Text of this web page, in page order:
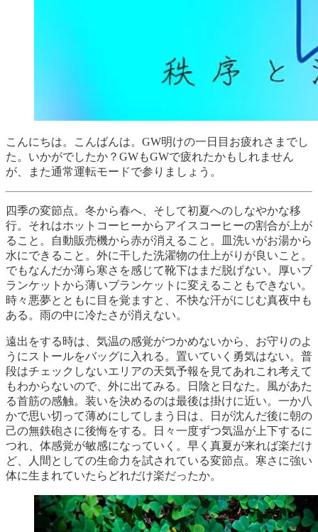
こんにちは。こんばんは。GW明けの一日目お疲れさまでし
た。いかがでしたか？GWもGWで疲れたかもしれません
が、また通常運転モードで参りましょう。
四季の変節点。冬から春へ、そして初夏へのしなやかな移
行。それはホットコーヒーからアイスコーヒーの割合が上が
ること。自動販売機から赤が消えること。皿洗いがお湯から
水にできること。外に干した洗濯物の仕上がりが良いこと。
でもなんだか薄ら寒さを感じて靴下はまだ脱げない。厚いブ
ランケットから薄いブランケットに変えることもできない。
時々悪夢とともに目を覚ますと、不快な汗がにじむ真夜中も
ある。雨の中に冷たさが消えない。
遠出をする時は、気温の感覚がつかめないから、お守りのよ
うにストールをバッグに入れる。置いていく勇気はない。普
段はチェックしないエリアの天気予報を見てあれこれ考えて
もわからないので、外に出てみる。日陰と日なた。風があた
る首筋の感触。装いを決めるのは最後は掛けに近い。一か八
かで思い切って薄めにしてしまう日は、日が沈んだ後に朝の
己の無鉄砲さに後悔をする。日々一度ずつ気温が上下するに
つれ、体感覚が敏感になっていく。早く真夏が来れば楽だけ
ど、人間としての生命力を試されている変節点。寒さに強い
体に生まれていたらどれだけ楽だったか。